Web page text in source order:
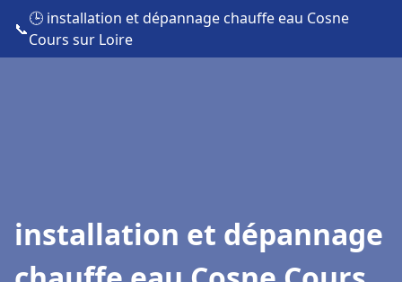
📞
🕒 installation et dépannage chauffe eau Cosne
Cours sur Loire
installation et dépannage